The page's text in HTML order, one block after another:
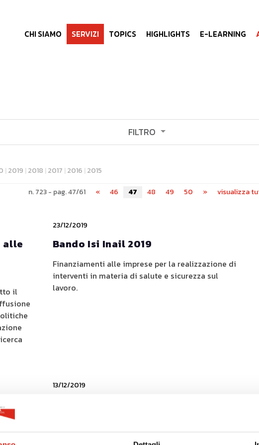
CHI SIAMO SERVIZI TOPICS HIGHLIGHTS E-LEARNING
FILTRO
| 2019 | 2018 | 2017 | 2016 | 2015
n. 723 - pag. 47/61 « 46 47 48 49 50 » visualizza
alle
il
23/12/2019
Bando Isi Inail 2019
Finanziamenti alle imprese per la realizzazione di
interventi in materia di salute e sicurezza sul
lavoro.
20
13/12/2019
Industriale – UIBM del Ministero dello Sviluppo